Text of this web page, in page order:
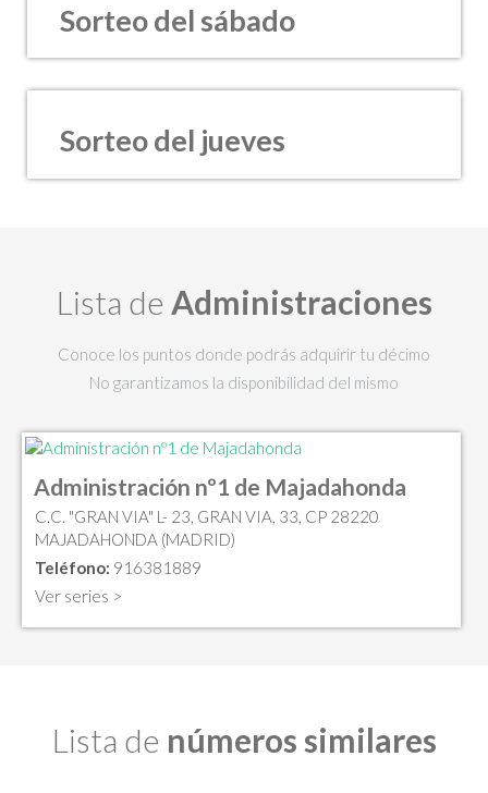
Sorteo del sábado
Sorteo del jueves
Lista de Administraciones
Conoce los puntos donde podrás adquirir tu décimo
No garantizamos la disponibilidad del mismo
Administración nº1 de Majadahonda
C.C. "GRAN VIA" L- 23, GRAN VIA, 33, CP 28220
MAJADAHONDA (MADRID)
Teléfono: 916381889
Ver series >
Lista de números similares